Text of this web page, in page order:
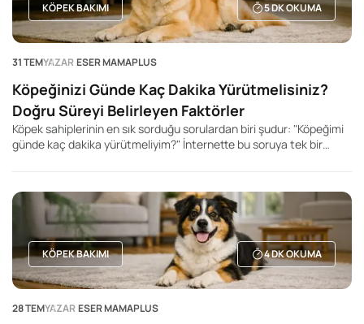
KÖPEK BAKIMI 5DK OKUMA
31 TEMYAZAR ESER MAMAPLUS
Köpeğinizi Günde Kaç Dakika Yürütmelisiniz?
Doğru Süreyi Belirleyen Faktörler
Köpek sahiplerinin en sık sorduğu sorulardan biri şudur: "Köpeğimi
günde kaç dakika yürütmeliyim?" İnternette bu soruya tek bir
köpek için geçerli tek bir yürüyüş süresi yoktur.
KÖPEK BAKIMI 4DK OKUMA
28 TEMYAZAR ESER MAMAPLUS